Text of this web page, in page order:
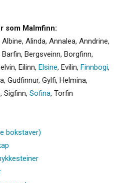
som Malmfinn:
Albine, Alinda, Annalea, Anndrine,
Barfin, Bergsveinn, Borgfinn,
, Eilinn, Elsine, Evilin, Finnbogi,
, Gudfinnur, Gylfi, Helmina,
, Sigfinn, Sofina, Torfin
bokstaver)